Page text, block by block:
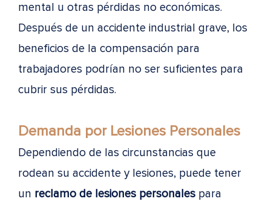
mental u otras pérdidas no económicas.
Después de un accidente industrial grave, los
beneficios de la compensación para
trabajadores podrían no ser suficientes para
cubrir sus pérdidas.
Demanda por Lesiones Personales
Dependiendo de las circunstancias que
rodean su accidente y lesiones, puede tener
un reclamo de lesiones personales para